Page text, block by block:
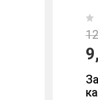
12